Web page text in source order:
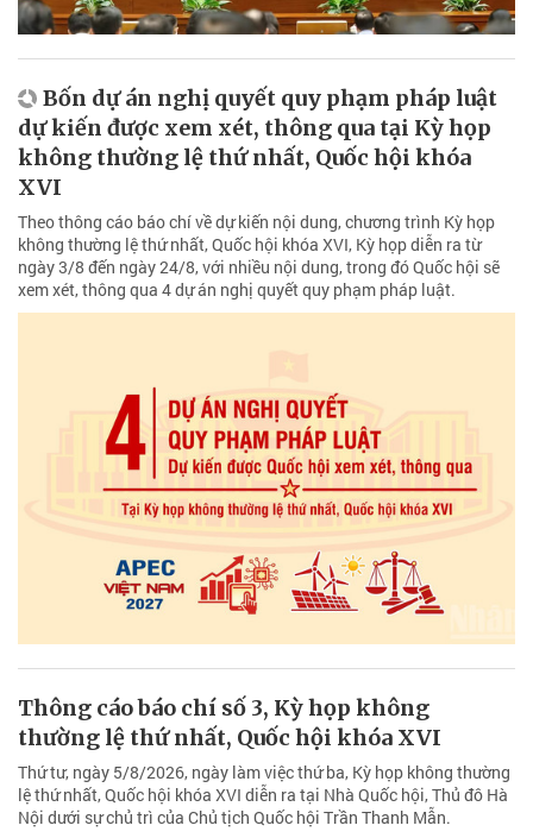
Bốn dự án nghị quyết quy phạm pháp luật
dự kiến được xem xét, thông qua tại Kỳ họp
không thường lệ thứ nhất, Quốc hội khóa
XVI
Theo thông cáo báo chí về dự kiến nội dung, chương trình Kỳ họp
không thường lệ thứ nhất, Quốc hội khóa XVI, Kỳ họp diễn ra từ
ngày 3/8 đến ngày 24/8, với nhiều nội dung, trong đó Quốc hội sẽ
xem xét, thông qua 4 dự án nghị quyết quy phạm pháp luật.
Thông cáo báo chí số 3, Kỳ họp không
thường lệ thứ nhất, Quốc hội khóa XVI
Thứ tư, ngày 5/8/2026, ngày làm việc thứ ba, Kỳ họp không thường
lệ thứ nhất, Quốc hội khóa XVI diễn ra tại Nhà Quốc hội, Thủ đô Hà
Nội dưới sự chủ trì của Chủ tịch Quốc hội Trần Thanh Mẫn.